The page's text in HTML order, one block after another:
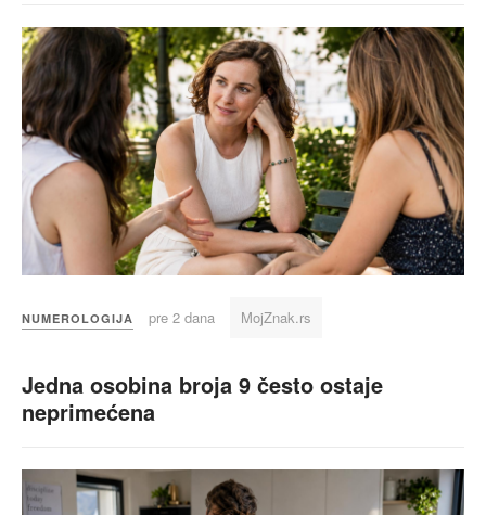
NUMEROLOGIJA pre 2 dana MojZnak.rs
Jedna osobina broja 9 često ostaje
neprimećena